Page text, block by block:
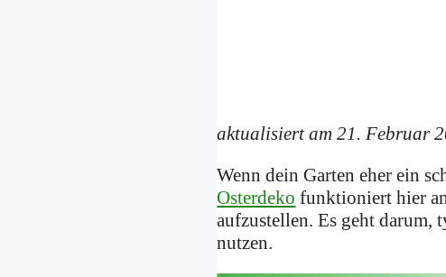
aktualisiert am 21. Februar
Wenn dein Garten eher ein
Osterdeko funktioniert hier
aufzustellen. Es geht darum,
nutzen.